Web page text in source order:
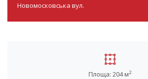
Новомосковська вул.
Площа: 204 м2